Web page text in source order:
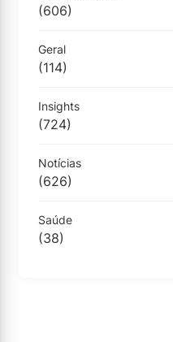
(606)
Geral
(114)
Insights
(724)
Notícias
(626)
Saúde
(38)